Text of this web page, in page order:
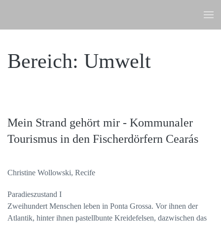
Zum Hauptinhalt springen
Bereich: Umwelt
Mein Strand gehört mir - Kommunaler
Tourismus in den Fischerdörfern Cearás
Christine Wollowski, Recife
Paradieszustand I
Zweihundert Menschen leben in Ponta Grossa. Vor ihnen der
Atlantik, hinter ihnen pastellbunte Kreidefelsen, dazwischen das